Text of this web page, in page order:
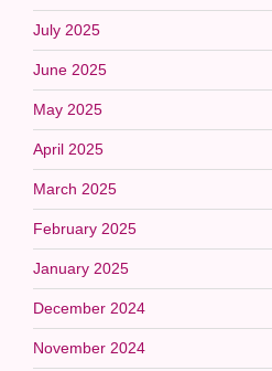
July 2025
June 2025
May 2025
April 2025
March 2025
February 2025
January 2025
December 2024
November 2024